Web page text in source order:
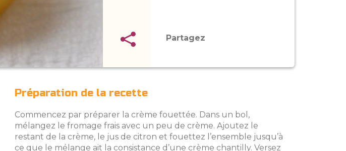
Partagez
Préparation de la recette
Commencez par préparer la crème fouettée. Dans un bol,
mélangez le fromage frais avec un peu de crème. Ajoutez le
restant de la crème, le jus de citron et fouettez l’ensemble jusqu’à
ce que le mélange ait la consistance d’une crème chantilly. Versez